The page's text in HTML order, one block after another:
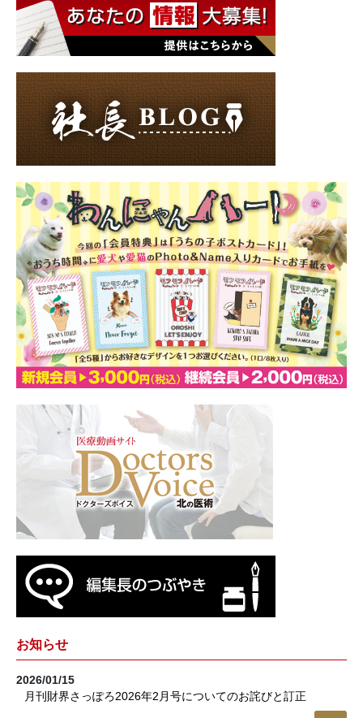
お知らせ
2026/01/15
月刊財界さっぽろ2026年2月号についてのお詫びと訂正